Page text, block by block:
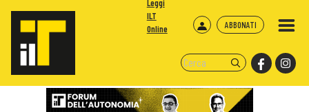
ABBONATI
Leggi
ILT
Online